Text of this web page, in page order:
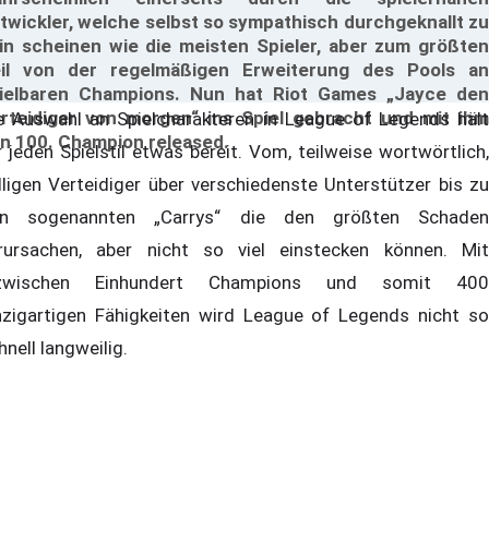
welche selbst so sympathisch durchgeknallt zu
scheinen wie die meisten Spieler, aber zum größten
von der regelmäßigen Erweiterung des Pools an
Champions. Nun hat Riot Games „Jayce den
von morgen“ ins Spiel gebracht und mit ihm
100. Champion released.
Auswahl an Spielcharakteren in League of Legends hält
jeden Spielstil etwas bereit. Vom, teilweise wortwörtlich,
Verteidiger über verschiedenste Unterstützer bis zu
sogenannten „Carrys“ die den größten Schaden
aber nicht so viel einstecken können. Mit
Einhundert Champions und somit 400
Fähigkeiten wird League of Legends nicht so
langweilig.